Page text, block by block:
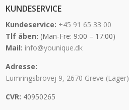
KUNDESERVICE
Kundeservice: +45 91 65 33 00
Tlf åben: (Man-Fre: 9:00 – 17:00)
Mail: info@younique.dk
Adresse:
Lumringsbrovej 9, 2670 Greve (Lager)
CVR: 40950265